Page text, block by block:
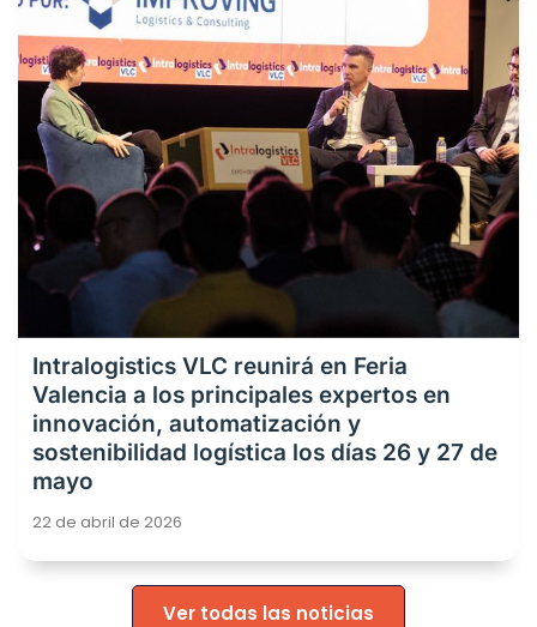
Intralogistics VLC reunirá en Feria
Valencia a los principales expertos en
innovación, automatización y
sostenibilidad logística los días 26 y 27 de
mayo
22 de abril de 2026
Ver todas las noticias